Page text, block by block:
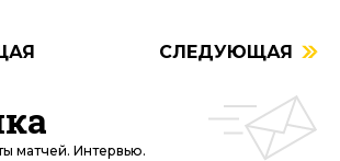
СЛЕДУЮЩАЯ
матчей. Интервью.